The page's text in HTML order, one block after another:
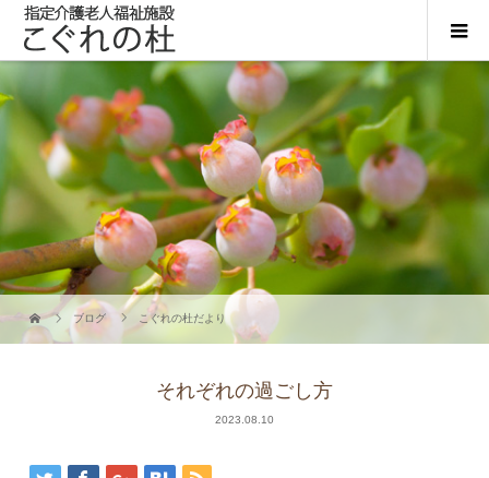
ブログ こぐれの杜だより
それぞれの過ごし方
2023.08.10